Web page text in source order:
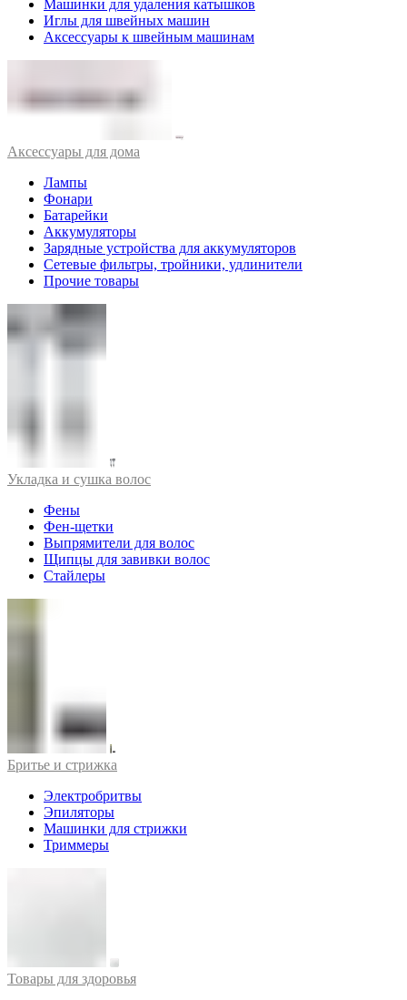
Машинки для удаления катышков
Иглы для швейных машин
Аксессуары к швейным машинам
Аксессуары для дома
Лампы
Фонари
Батарейки
Аккумуляторы
Зарядные устройства для аккумуляторов
Сетевые фильтры, тройники, удлинители
Прочие товары
Укладка и сушка волос
Фены
Фен-щетки
Выпрямители для волос
Щипцы для завивки волос
Стайлеры
Бритье и стрижка
Электробритвы
Эпиляторы
Машинки для стрижки
Триммеры
Товары для здоровья